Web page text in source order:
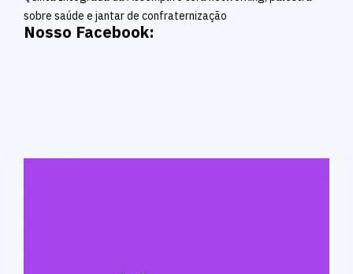
sobre saúde e jantar de confraternização
Nosso Facebook: